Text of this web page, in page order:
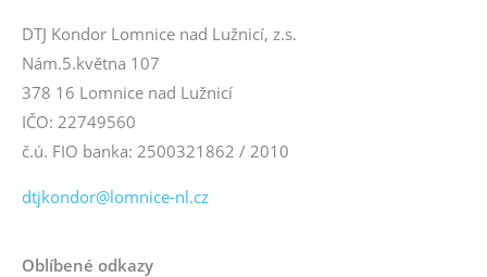
DTJ Kondor Lomnice nad Lužnicí, z.s.
Nám.5.května 107
378 16 Lomnice nad Lužnicí
IČO: 22749560
č.ú. FIO banka: 2500321862 / 2010
dtjkondor@lomnice-nl.cz
Oblíbené odkazy